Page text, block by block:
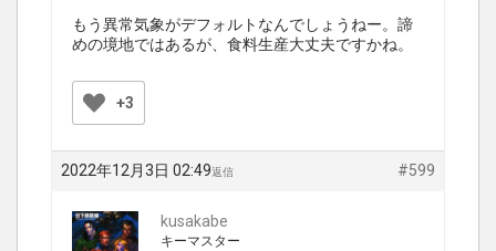
もう異常気象がデフォルトなんでしょうねー。諦
めの境地ではあるが、食料生産大丈夫ですかね。
+3
2022年12月3日 02:49 #599
返信
kusakabe
キーマスター